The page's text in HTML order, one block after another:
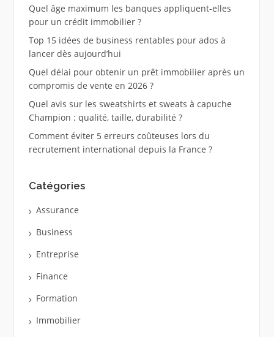
Quel âge maximum les banques appliquent-elles
pour un crédit immobilier ?
Top 15 idées de business rentables pour ados à
lancer dès aujourd’hui
Quel délai pour obtenir un prêt immobilier après un
compromis de vente en 2026 ?
Quel avis sur les sweatshirts et sweats à capuche
Champion : qualité, taille, durabilité ?
Comment éviter 5 erreurs coûteuses lors du
recrutement international depuis la France ?
Catégories
Assurance
Business
Entreprise
Finance
Formation
Immobilier